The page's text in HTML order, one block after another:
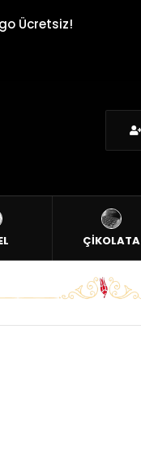
Ücretsiz!
ÇİKOLATA